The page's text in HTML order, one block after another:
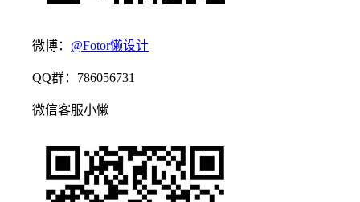
微博： @Fotor懒设计
QQ群：786056731
微信客服小懒